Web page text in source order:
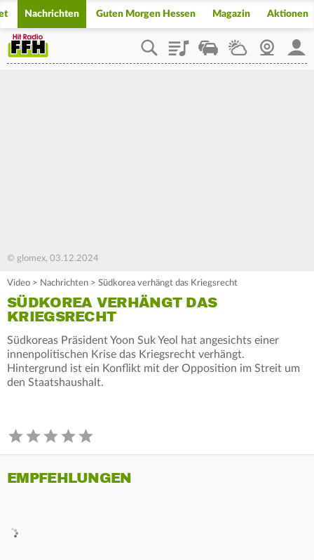
Nachrichten Guten Morgen Hessen Magazin Aktionen
PlaylistStaupilotWetterWebcam
© glomex, 03.12.2024
Video > Nachrichten > Südkorea verhängt das Kriegsrecht
SÜDKOREA VERHÄNGT DAS
KRIEGSRECHT
Südkoreas Präsident Yoon Suk Yeol hat angesichts einer
innenpolitischen Krise das Kriegsrecht verhängt.
Hintergrund ist ein Konflikt mit der Opposition im Streit um
den Staatshaushalt.
EMPFEHLUNGEN